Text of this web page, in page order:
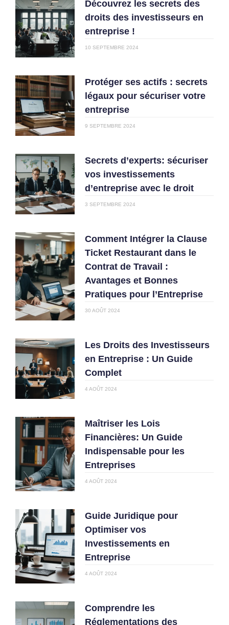
Découvrez les secrets des
droits des investisseurs en
entreprise !
10 SEPTEMBRE 2024
Protéger ses actifs : secrets
légaux pour sécuriser votre
entreprise
9 SEPTEMBRE 2024
Secrets d’experts: sécuriser
vos investissements
d’entreprise avec le droit
3 SEPTEMBRE 2024
Comment Intégrer la Clause
Ticket Restaurant dans le
Contrat de Travail :
Avantages et Bonnes
Pratiques pour l’Entreprise
30 AOÛT 2024
Les Droits des Investisseurs
en Entreprise : Un Guide
Complet
4 AOÛT 2024
Maîtriser les Lois
Financières: Un Guide
Indispensable pour les
Entreprises
4 AOÛT 2024
Guide Juridique pour
Optimiser vos
Investissements en
Entreprise
4 AOÛT 2024
Comprendre les
Réglementations des